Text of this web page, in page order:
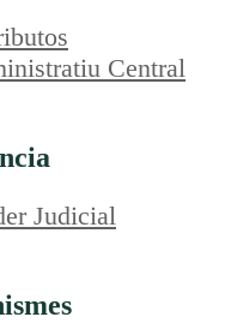
Central
Judicial